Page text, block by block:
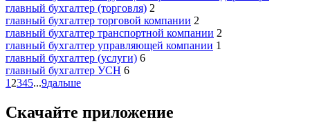
главный бухгалтер (торговля) 2
главный бухгалтер торговой компании 2
главный бухгалтер транспортной компании 2
главный бухгалтер управляющей компании 1
главный бухгалтер (услуги) 6
главный бухгалтер УСН 6
1 2345...9дальше
Скачайте приложение